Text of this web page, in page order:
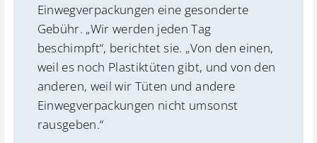
Einwegverpackungen eine gesonderte
Gebühr. „Wir werden jeden Tag
beschimpft“, berichtet sie. „Von den einen,
weil es noch Plastiktüten gibt, und von den
anderen, weil wir Tüten und andere
Einwegverpackungen nicht umsonst
rausgeben.“